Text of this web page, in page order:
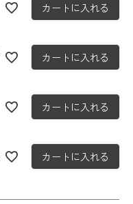
カートに入れる
カートに入れる
カートに入れる
カートに入れる